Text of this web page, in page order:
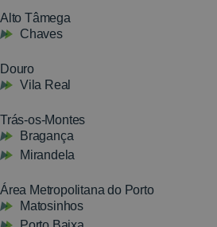
Alto Tâmega
Chaves
Douro
Vila Real
Trás-os-Montes
Bragança
Mirandela
Área Metropolitana do Porto
Matosinhos